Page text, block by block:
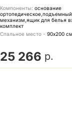
Компоненты: основание
ортопедическое,подъемный
механизм,ящик для белья
комплект
Спальное место - 90х200 см
25 266 р.